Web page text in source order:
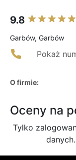
9.8
Garbów, Garbów
Pokaż
O firmie:
Oceny na
Tylko
danych.